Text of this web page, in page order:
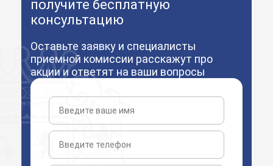
получите бесплатную
консультацию
Оставьте заявку и специалисты
приемной комиссии расскажут про
акции и ответят на ваши вопросы